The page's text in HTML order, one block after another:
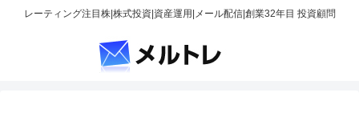
レーティング注目株|株式投資|資産運用|メール配信|創業32年目 投資顧問